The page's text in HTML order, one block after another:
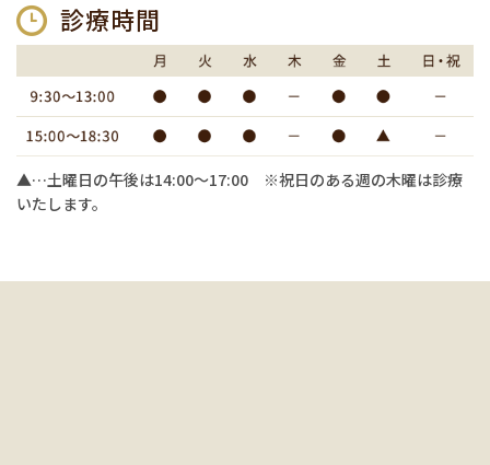
診療時間
▲…土曜日の午後は14:00〜17:00 ※祝日のある週の木曜は診療
いたします。